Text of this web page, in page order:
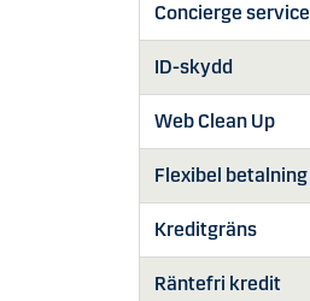
Concierge service
ID-skydd
Web Clean Up
Flexibel betalning
Kreditgräns
Räntefri kredit